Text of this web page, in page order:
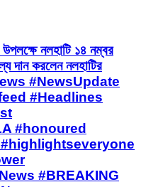
উপলক্ষে নলহাটি ১৪ নম্বর
দান করলেন নলহাটির
#NewsUpdate
#Headlines
#honoured
#BREAKING